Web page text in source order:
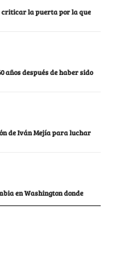
criticar la puerta por la que
años después de haber sido
de Iván Mejía para luchar
en Washington donde